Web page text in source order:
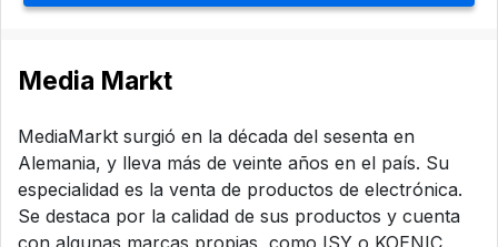
Media Markt
MediaMarkt surgió en la década del sesenta en
Alemania, y lleva más de veinte años en el país. Su
especialidad es la venta de productos de electrónica.
Se destaca por la calidad de sus productos y cuenta